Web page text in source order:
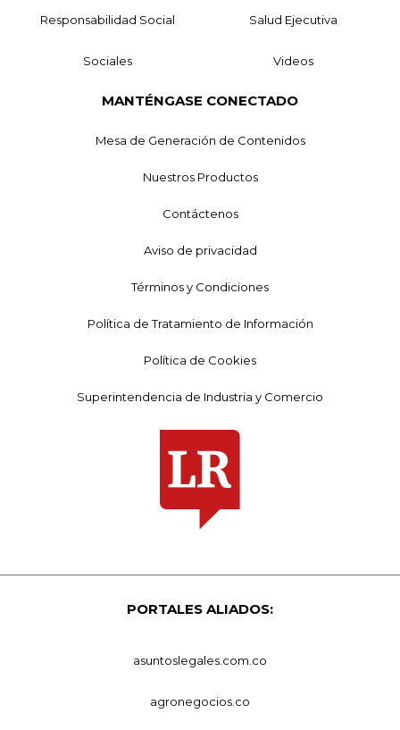
Responsabilidad Social Salud Ejecutiva
Sociales Videos
MANTÉNGASE CONECTADO
Mesa de Generación de Contenidos
Nuestros Productos
Contáctenos
Aviso de privacidad
Términos y Condiciones
Política de Tratamiento de Información
Política de Cookies
Superintendencia de Industria y Comercio
PORTALES ALIADOS:
asuntoslegales.com.co
agronegocios.co